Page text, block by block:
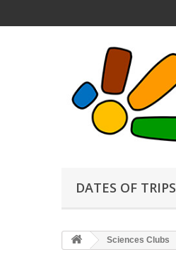
DATES OF TRIPS
Sciences Clubs